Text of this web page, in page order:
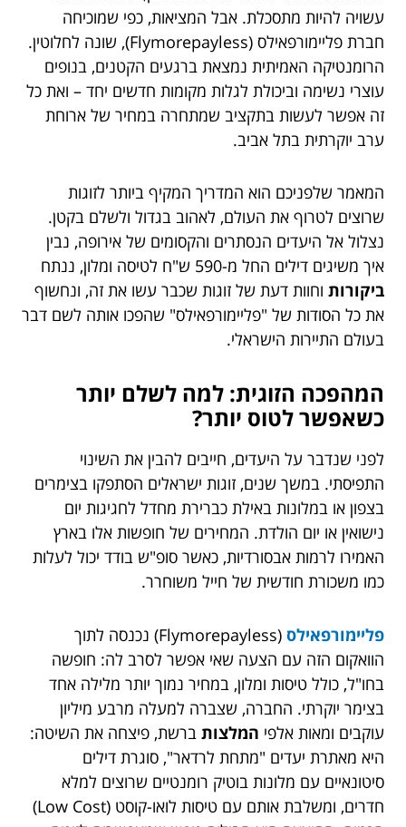
עשויה להיות מתסכלת. אבל המציאות, כפי שמוכיחה
חברת פליימורפאילס (Flymorepayless), שונה לחלוטין.
הרומנטיקה האמיתית נמצאת ברגעים הקטנים, בנופים
עוצרי נשימה וביכולת לגלות מקומות חדשים יחד – ואת כל
זה אפשר לעשות בתקציב שמתחרה במחיר של ארוחת
ערב יוקרתית בתל אביב.
המאמר שלפניכם הוא המדריך המקיף ביותר לזוגות
שרוצים לטרוף את העולם, לאהוב בגדול ולשלם בקטן.
נצלול אל היעדים הנסתרים והקסומים של אירופה, נבין
איך משיגים דילים החל מ-590 ש"ח לטיסה ומלון, ננתח
ביקורות וחוות דעת של זוגות שכבר עשו את זה, ונחשוף
את כל הסודות של "פליימורפאילס" שהפכו אותה לשם דבר
בעולם התיירות הישראלי.
המהפכה הזוגית: למה לשלם יותר
כשאפשר לטוס יותר?
לפני שנדבר על היעדים, חייבים להבין את השינוי
התפיסתי. במשך שנים, זוגות ישראלים הסתפקו בצימרים
בצפון או במלונות באילת כברירת מחדל לחגיגות יום
נישואין או יום הולדת. המחירים של חופשות אלו בארץ
האמירו לרמות אבסורדיות, כאשר סופ"ש בודד יכול לעלות
כמו משכורת חודשית של חייל משוחרר.
פליימורפאילס
(Flymorepayless) נכנסה לתוך
הוואקום הזה עם הצעה שאי אפשר לסרב לה: חופשה
בחו"ל, כולל טיסות ומלון, במחיר נמוך יותר מלילה אחד
בצימר יוקרתי. החברה, שצברה למעלה מרבע מיליון
עוקבים ומאות אלפי המלצות ברשת, פיצחה את השיטה:
היא מאתרת יעדים "מתחת לרדאר", סוגרת דילים
סיטונאיים עם מלונות בוטיק רומנטיים שרוצים למלא
חדרים, ומשלבת אותם עם טיסות לואו-קוסט (Low Cost)